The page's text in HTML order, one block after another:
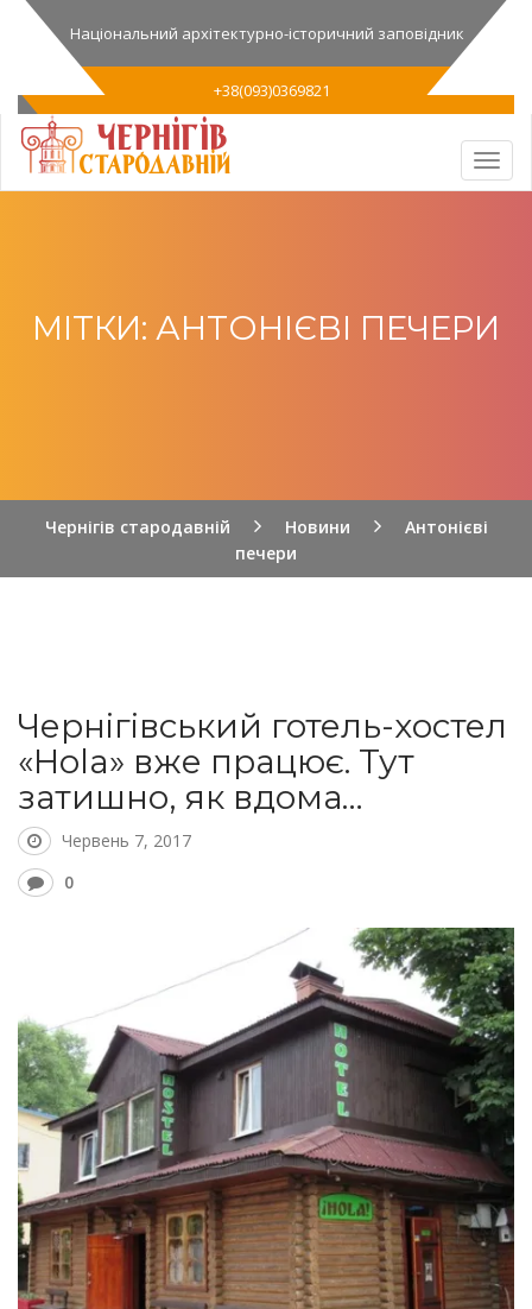
Національний архітектурно-історичний заповідник
+38(093)0369821
МІТКИ: АНТОНІЄВІ ПЕЧЕРИ
Чернігів стародавній Новини
Антонієві
печери
Чернігівський готель-хостел
«Hola» вже працює. Тут
затишно, як вдома…
Червень 7, 2017
0